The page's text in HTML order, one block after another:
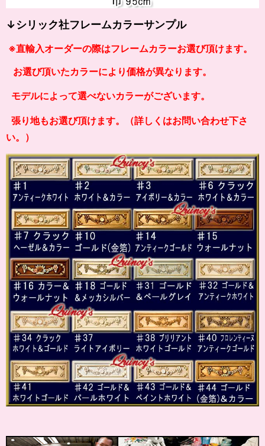
↓シリック社フレームカラーサンプル
※直輸入オーダーの際はフレームカラーお選び頂けます。
お選び頂いたカラーにより価格が異なります。
モデルによって選べないカラーがございます。
張り地もお選び頂けます。（詳しくはお問い合わせ下さ
い。）